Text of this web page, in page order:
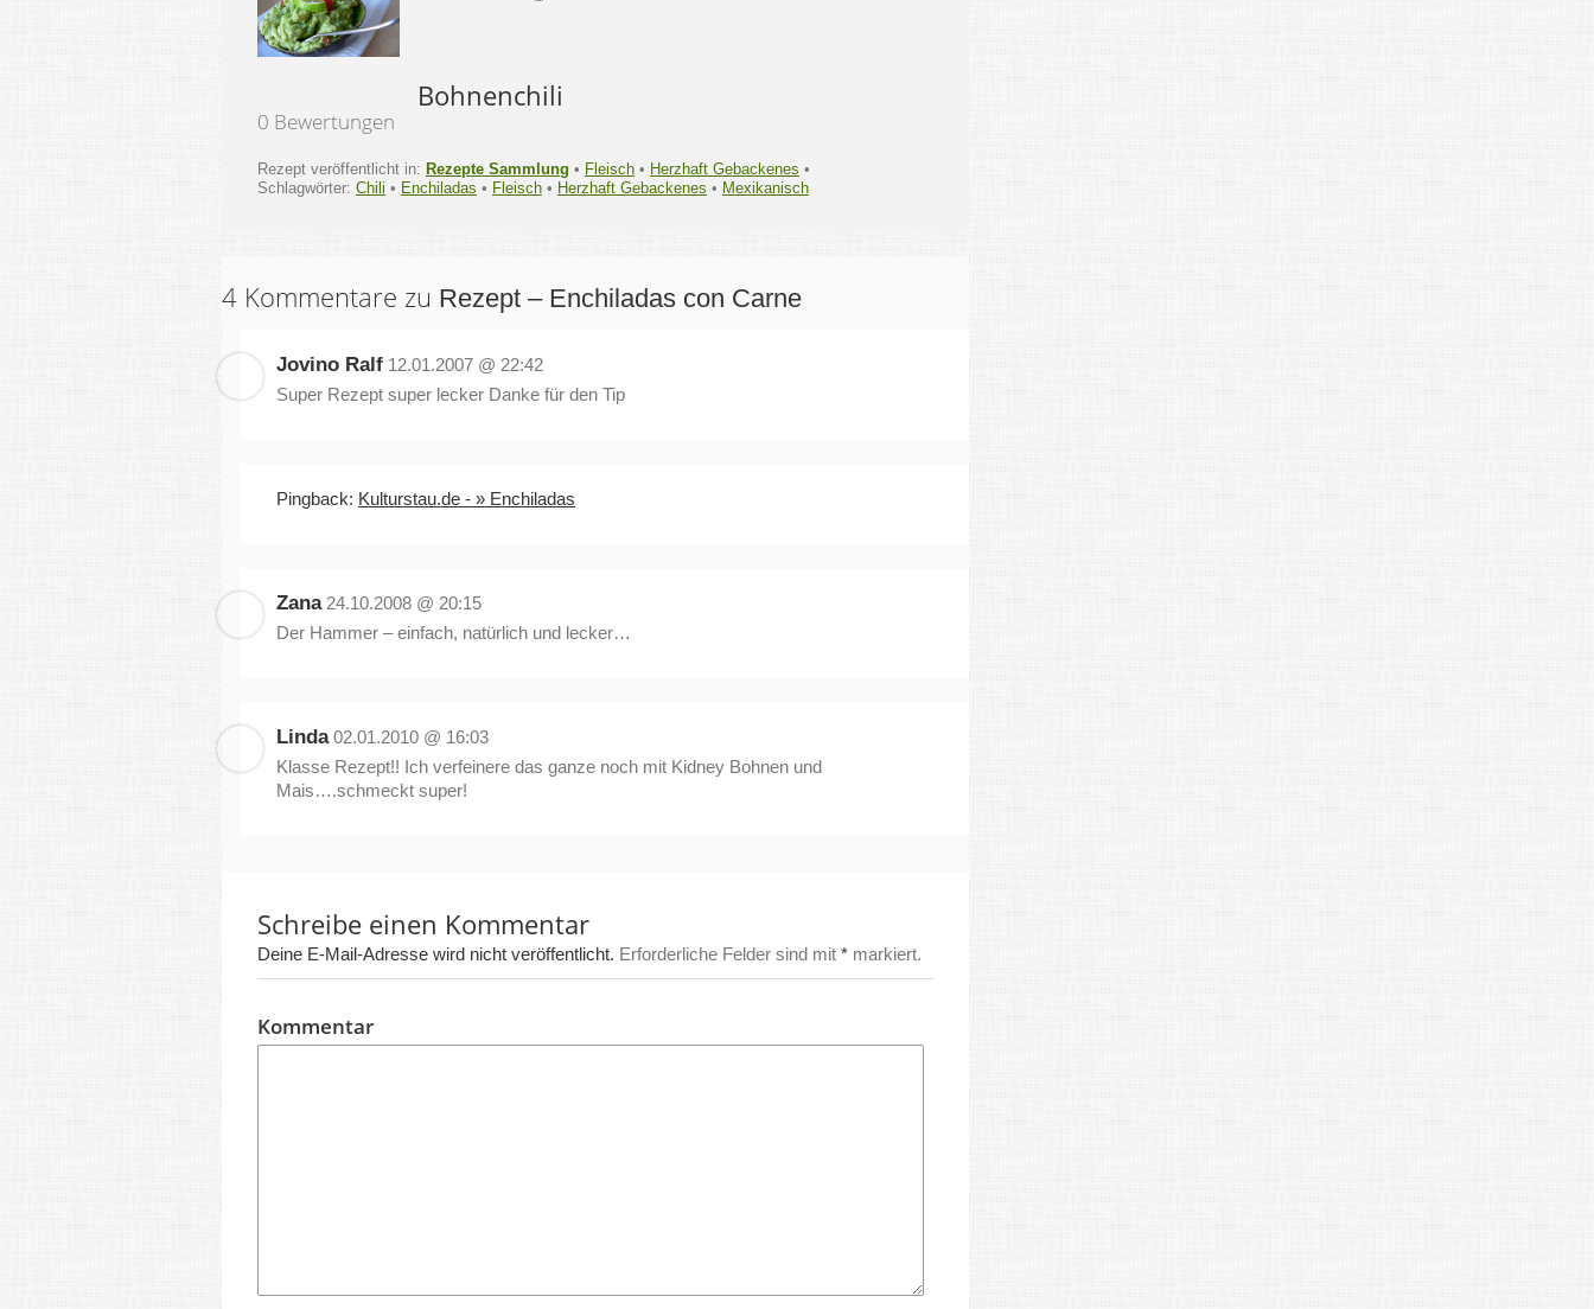
Bohnenchili
0 Bewertungen
Rezept veröffentlicht in: Rezepte Sammlung • Fleisch • Herzhaft Gebackenes •
Schlagwörter: Chili • Enchiladas • Fleisch • Herzhaft Gebackenes • Mexikanisch
4 Kommentare zu Rezept – Enchiladas con Carne
Jovino Ralf 12.01.2007 @ 22:42
Super Rezept super lecker Danke für den Tip
Pingback: Kulturstau.de - » Enchiladas
Zana 24.10.2008 @ 20:15
Der Hammer – einfach, natürlich und lecker…
Linda 02.01.2010 @ 16:03
Klasse Rezept!! Ich verfeinere das ganze noch mit Kidney Bohnen und
Mais….schmeckt super!
Schreibe einen Kommentar
Deine E-Mail-Adresse wird nicht veröffentlicht. Erforderliche Felder sind mit * markiert.
Kommentar